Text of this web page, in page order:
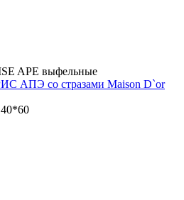
APE выфельные